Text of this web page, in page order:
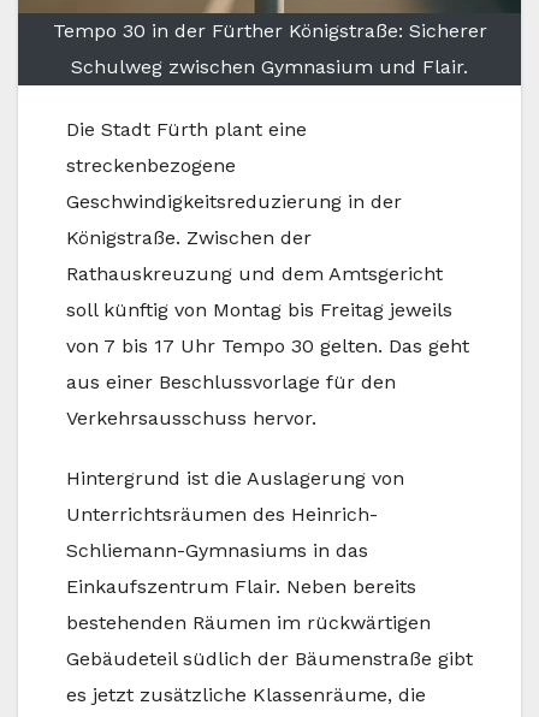
Tempo 30 in der Fürther Königstraße: Sicherer
Schulweg zwischen Gymnasium und Flair.
Die Stadt Fürth plant eine
streckenbezogene
Geschwindigkeitsreduzierung in der
Königstraße. Zwischen der
Rathauskreuzung und dem Amtsgericht
soll künftig von Montag bis Freitag jeweils
von 7 bis 17 Uhr Tempo 30 gelten. Das geht
aus einer Beschlussvorlage für den
Verkehrsausschuss hervor.
Hintergrund ist die Auslagerung von
Unterrichtsräumen des Heinrich-
Schliemann-Gymnasiums in das
Einkaufszentrum Flair. Neben bereits
bestehenden Räumen im rückwärtigen
Gebäudeteil südlich der Bäumenstraße gibt
es jetzt zusätzliche Klassenräume, die